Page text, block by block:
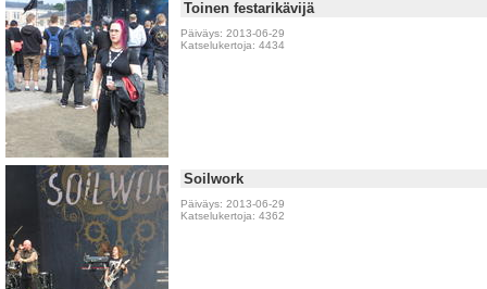
Toinen festarikävijä
Päiväys: 2013-06-29
Katselukertoja: 4434
Soilwork
Päiväys: 2013-06-29
Katselukertoja: 4362